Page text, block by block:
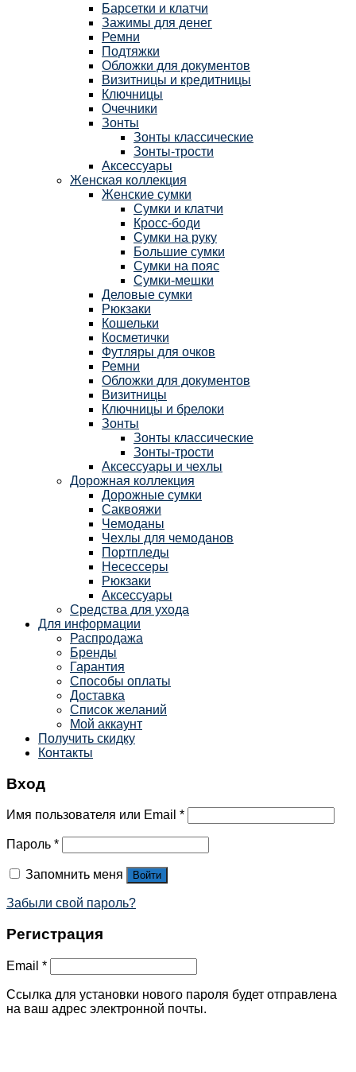
Барсетки и клатчи
Зажимы для денег
Ремни
Подтяжки
Обложки для документов
Визитницы и кредитницы
Ключницы
Очечники
Зонты
Зонты классические
Зонты-трости
Аксессуары
Женская коллекция
Женские сумки
Сумки и клатчи
Кросс-боди
Сумки на руку
Большие сумки
Сумки на пояс
Сумки-мешки
Деловые сумки
Рюкзаки
Кошельки
Косметички
Футляры для очков
Ремни
Обложки для документов
Визитницы
Ключницы и брелоки
Зонты
Зонты классические
Зонты-трости
Аксессуары и чехлы
Дорожная коллекция
Дорожные сумки
Саквояжи
Чемоданы
Чехлы для чемоданов
Портпледы
Несессеры
Рюкзаки
Аксессуары
Средства для ухода
Для информации
Распродажа
Бренды
Гарантия
Способы оплаты
Доставка
Список желаний
Мой аккаунт
Получить скидку
Контакты
Вход
Имя пользователя или Email *
Пароль *
Запомнить меня Войти
Забыли свой пароль?
Регистрация
Email *
Ссылка для установки нового пароля будет отправлена ​​
на ваш адрес электронной почты.